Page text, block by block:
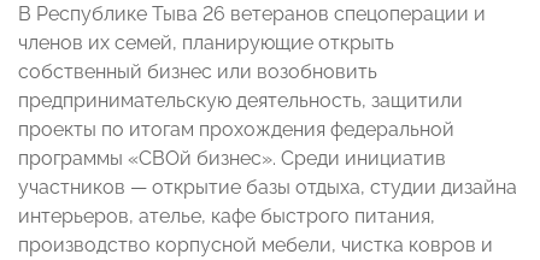
В Республике Тыва 26 ветеранов спецоперации и
членов их семей, планирующие открыть
собственный бизнес или возобновить
предпринимательскую деятельность, защитили
проекты по итогам прохождения федеральной
программы «СВОй бизнес». Среди инициатив
участников — открытие базы отдыха, студии дизайна
интерьеров, ателье, кафе быстрого питания,
производство корпусной мебели, чистка ковров и